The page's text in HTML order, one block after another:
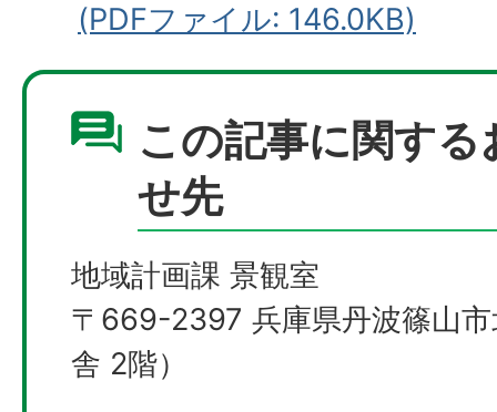
(PDFファイル: 146.0KB)
この記事に関する
せ先
地域計画課 景観室
〒669-2397 兵庫県丹波篠山
舎 2階）